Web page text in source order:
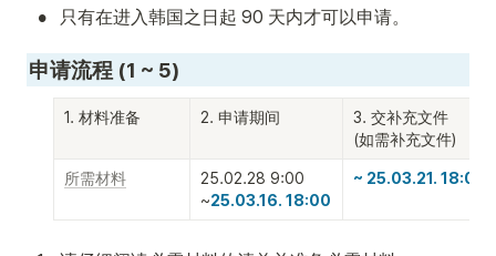
• 只有在进入韩国之日起 90 天内才可以申请。
申请流程 (1 ~ 5)
1. 材料准备 2. 申请期间
3. 交补充文件
(如需补充文件)
所需材料
25.02.28 9:00
~25.03.16. 18:00
~ 25.03.21. 18:00